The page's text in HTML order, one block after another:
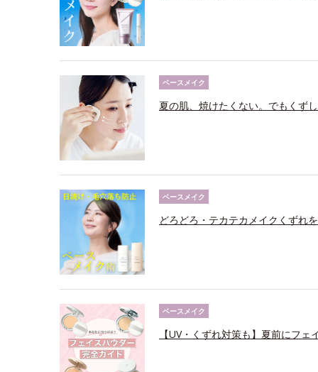
ベースメイク
夏の肌、焼けたくない。でもくず
ベースメイク
どろどろ・テカテカメイクくずれ
ベースメイク
【UV・くずれ対策も】夏前にフェ